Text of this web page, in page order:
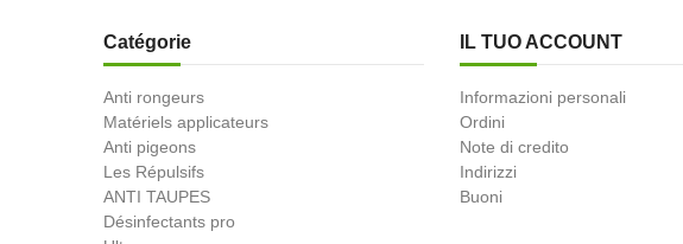
Catégorie
Anti rongeurs
Matériels applicateurs
Anti pigeons
Les Répulsifs
ANTI TAUPES
Désinfectants pro
IL TUO ACCOUNT
Informazioni personali
Ordini
Note di credito
Indirizzi
Buoni